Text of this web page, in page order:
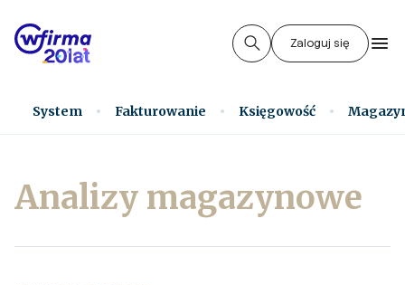
Zaloguj się
System Fakturowanie Księgowość
Analizy magazynowe